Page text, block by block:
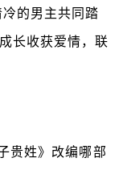
的男主共同踏
长收获爱情，联